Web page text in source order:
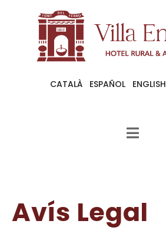
CATALÀ ESPAÑOL ENGLISH
Avís Legal